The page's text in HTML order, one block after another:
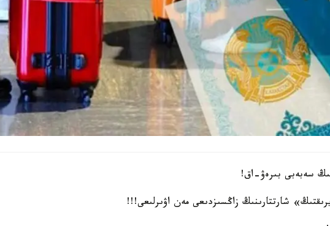
سەبەبى بىرەۋ-اق!
شارتتارىنىڭ زاڭسىزدىعى مەن اۋىرلىعى!!!